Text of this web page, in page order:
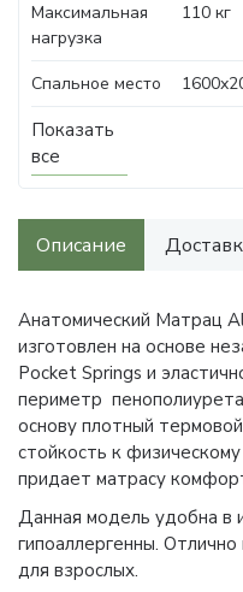
Максимальная
нагрузка
110 кг
Спальное место
Показать
все
Описание
Анатомический Матрац
изготовлен на основе
Pocket Springs и
периметр
основу плотный
стойкость к
придает матрасу
Данная модель удобна в
гипоаллергенны.
для взрослых.